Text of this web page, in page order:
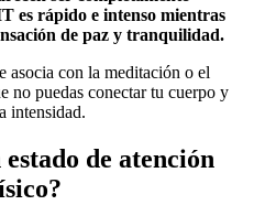
es rápido e intenso mientras
de paz y tranquilidad.
asocia con la meditación o el
no puedas conectar tu cuerpo y
intensidad.
de atención